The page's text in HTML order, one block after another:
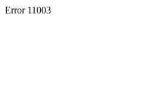
Error 11003